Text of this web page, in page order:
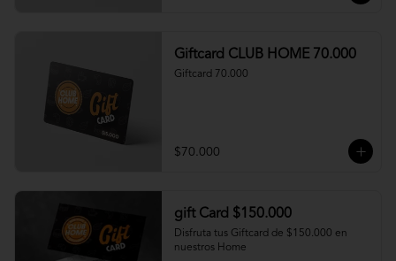
Giftcard CLUB HOME 70.000
Giftcard 70.000
$70.000
gift Card $150.000
Disfruta tus Giftcard de $150.000 en
nuestros Home